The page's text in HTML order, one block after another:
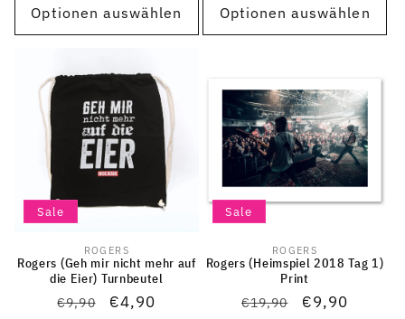
Optionen auswählen Optionen auswählen
Sale
Anbieter:
ROGERS
Rogers (Geh mir nicht mehr auf
die Eier) Turnbeutel
Normaler
€9,90 Verkaufspreis
€4,90
Sale
Anbieter:
ROGERS
Rogers (Heimspiel 2018 Tag 1)
Print
Normaler
€19,90 €9,90